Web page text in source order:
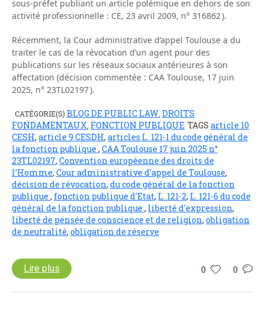
sous-préfet publiant un article polémique en dehors de son
activité professionnelle : CE, 23 avril 2009, n° 316862 ).
Récemment, la Cour administrative d’appel Toulouse a du
traiter le cas de la révocation d’un agent pour des
publications sur les réseaux sociaux antérieures à son
affectation (décision commentée : CAA Toulouse, 17 juin
2025, n° 23TL02197 ).
CATÉGORIE(S) BLOG DE PUBLIC LAW DROITS
FONDAMENTAUX FONCTION PUBLIQUE TAGS article 10
CESH, article 9 CESDH, articles L. 121-1 du code général de
la fonction publique , CAA Toulouse 17 juin 2025 n°
23TL02197, Convention européenne des droits de
l’Homme, Cour administrative d'appel de Toulouse,
décision de révocation, du code général de la fonction
publique , fonction publique d'Etat, L. 121-2, L. 121-6 du code
général de la fonction publique , liberté d'expression,
liberté de pensée de conscience et de religion, obligation
de neutralité, obligation de réserve
0 0
Lire plus